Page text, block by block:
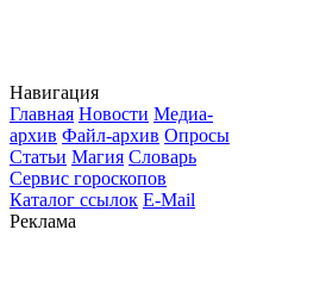
Навигация
Главная Новости Медиа-
архив Файл-архив Опросы
Статьи Магия Словарь
Сервис гороскопов
Каталог ссылок E-Mail
Реклама